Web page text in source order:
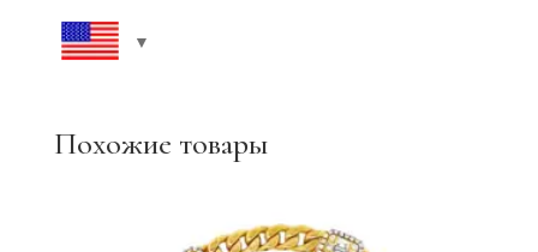
Похожие товары